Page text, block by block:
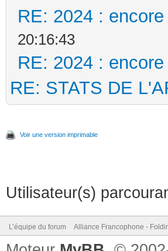
RE: 2024 :
20:16:43
RE: 2024 :
RE: STATS DE
Voir une version imprimable
Utilisateur(s)
L’équipe du forum Alliance Francophone -